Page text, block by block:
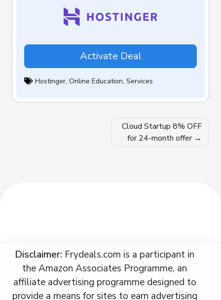
Activate Deal
Hostinger, Online Education, Services
Cloud Startup 8% OFF
for 24-month offer
Disclaimer: Frydeals.com is a participant in
the Amazon Associates Programme, an
affiliate advertising programme designed to
provide a means for sites to earn advertising